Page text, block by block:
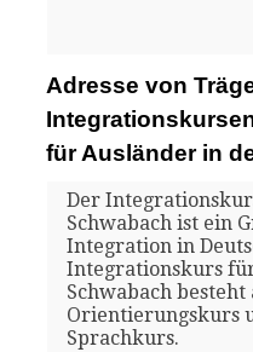
Adresse von
für Ausländer in
Der
Schwabach ist ein
Integration in
Integrationskurs
Schwabach besteht
Orientierungskurs
Sprachkurs.